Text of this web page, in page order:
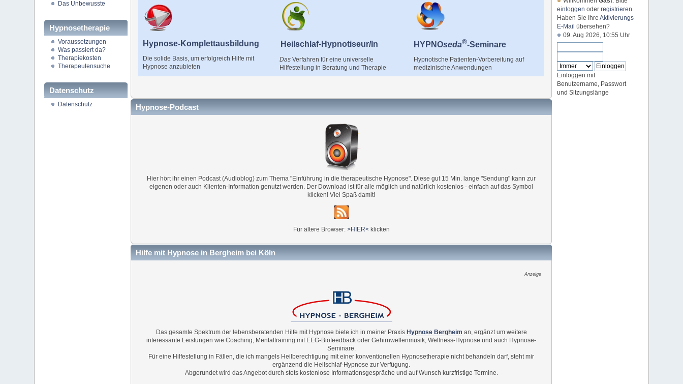
Das Unbewusste
Hypnosetherapie
Voraussetzungen
Was passiert da?
Therapiekosten
Therapeutensuche
Datenschutz
Datenschutz
Hypnose-Komplettausbildung
Die solide Basis, um erfolgreich Hilfe mit
Hypnose anzubieten
Heilschlaf-Hypnotiseur/In
Das Verfahren für eine universelle
Hilfestellung in Beratung und Therapie
HYPNOseda®-Seminare
Hypnotische Patienten-Vorbereitung auf
medizinische Anwendungen
Hypnose-Podcast
Hier hört ihr einen Podcast (Audioblog) zum Thema "Einführung in die therapeutische Hypnose". Diese gut 15 Min. lange "Sendung" kann zur
eigenen oder auch Klienten-Information genutzt werden. Der Download ist für alle möglich und natürlich kostenlos - einfach auf das Symbol
klicken! Viel Spaß damit!
Für ältere Browser: >HIER<klicken
Hilfe mit Hypnose in Bergheim bei Köln
Anzeige
Das gesamte Spektrum der lebensberatenden Hilfe mit Hypnose biete ich in meiner Praxis Hypnose Bergheim an, ergänzt um weitere
interessante Leistungen wie Coaching, Mentaltraining mit EEG-Biofeedback oder Gehirnwellenmusik, Wellness-Hypnose und auch Hypnose-
Seminare.
Für eine Hilfestellung in Fällen, die ich mangels Heilberechtigung mit einer konventionellen Hypnosetherapie nicht behandeln darf, steht mir
ergänzend die Heilschlaf-Hypnose zur Verfügung.
Abgerundet wird das Angebot durch stets kostenlose Informationsgespräche und auf Wunsch kurzfristige Termine.
einloggen oderregistrieren
Haben Sie IhreAktivierungs
E-Mail übersehen?
09. Aug 2026, 10:55 Uhr
Einloggen mit
Benutzername, Passwort
und Sitzungslänge